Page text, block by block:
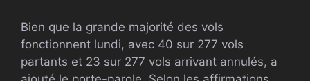
Bien que la grande majorité des vols
fonctionnent lundi, avec 40 sur 277 vols
partants et 23 sur 277 vols arrivant annulés, a